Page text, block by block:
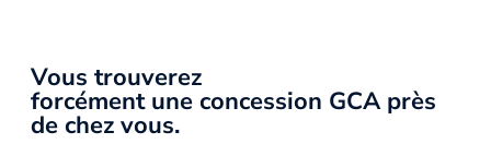
Vous trouverez
forcément une concession GCA près
de chez vous.